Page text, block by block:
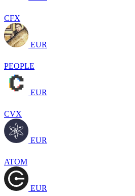
CFX
EUR
PEOPLE
EUR
CVX
EUR
ATOM
EUR